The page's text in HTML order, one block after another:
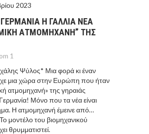
2023
Η ΓΑΛΛΙΑ ΝΕΑ
ΑΤΜΟΜΗΧΑΝΗ” ΤΗΣ
1
Ψύλος* Μια φορά κι έναν
μια χώρα στην Ευρώπη που ήταν
ατμομηχανή» της γηραιάς
Μόνο που τα νέα είναι
Η ατμομηχανή έμεινε από…
μοντέλο του βιομηχανικού
θρυμματιστεί.